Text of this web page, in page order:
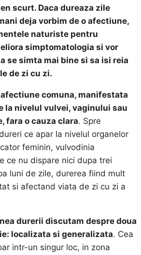
scurt. Daca dureaza zile
deja vorbim de o afectiune,
naturiste pentru
simptomatologia si vor
se simta mai bine si sa isi reia
de zi cu zi.
comuna, manifestata
la nivelul vulvei, vaginului sau
fara o cauza clara. Spre
ce apar la nivelul organelor
feminin, vulvodinia
ce nu dispare nici dupa trei
luni de zile, durerea fiind mult
si afectand viata de zi cu zi a
durerii discutam despre doua
localizata si generalizata. Cea
intr-un singur loc, in zona